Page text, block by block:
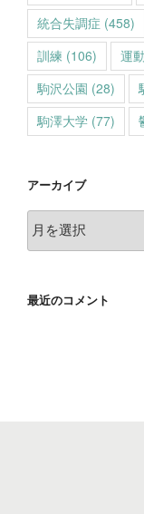
統合失調症 (458)
訓練 (106) 運動
駒沢公園 (28)
駒澤大学 (77)
アーカイブ
ア
ー
イ
最近のコメント